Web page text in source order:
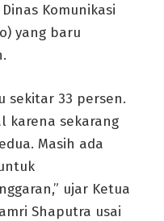
Komunikasi
yang baru
sekitar 33 persen.
karena sekarang
Masih ada
ujar Ketua
Shaputra usai